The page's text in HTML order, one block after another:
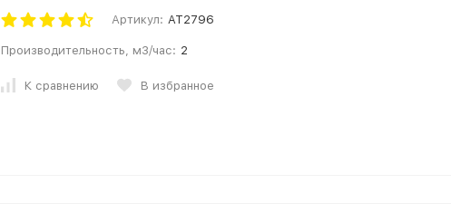
Артикул: AT2796
Производительность, м3/час: 2
К сравнению В избранное